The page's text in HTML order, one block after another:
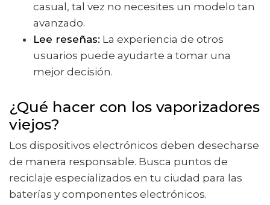
casual, tal vez no necesites un modelo tan
avanzado.
Lee reseñas: La experiencia de otros
usuarios puede ayudarte a tomar una
mejor decisión.
¿Qué hacer con los vaporizadores
viejos?
Los dispositivos electrónicos deben desecharse
de manera responsable. Busca puntos de
reciclaje especializados en tu ciudad para las
baterías y componentes electrónicos.